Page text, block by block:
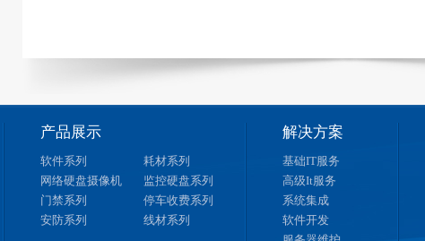
产品展示
软件系列
耗材系列
网络硬盘摄像机
监控硬盘系列
门禁系列
停车收费系列
安防系列
线材系列
解决方案
基础IT服务
高级It服务
系统集成
软件开发